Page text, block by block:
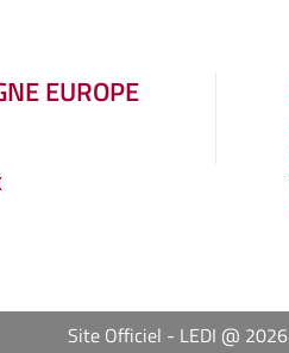
EUROPE
Site Officiel - LEDI @ 2026